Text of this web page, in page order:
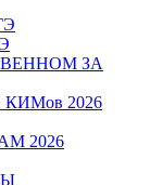
ЗА
2026
2026